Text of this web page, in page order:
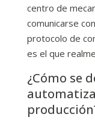
centro de
comunicarse
protocolo de
es el que
¿Cómo se